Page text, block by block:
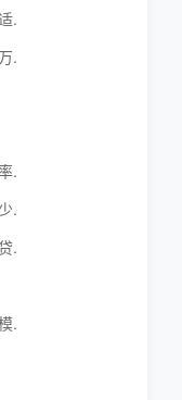
.
.
.
.
.
.